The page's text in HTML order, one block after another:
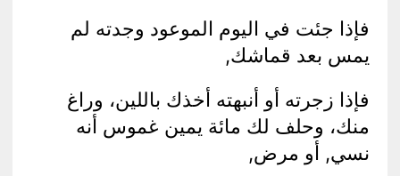
فإذا جئت في اليوم الموعود وجدته لم
يمس بعد قماشك,
فإذا زجرته أو أنبهته أخذك باللين، وراغ
منك، وحلف لك مائة يمين غموس أنه
نسي, أو مرض,